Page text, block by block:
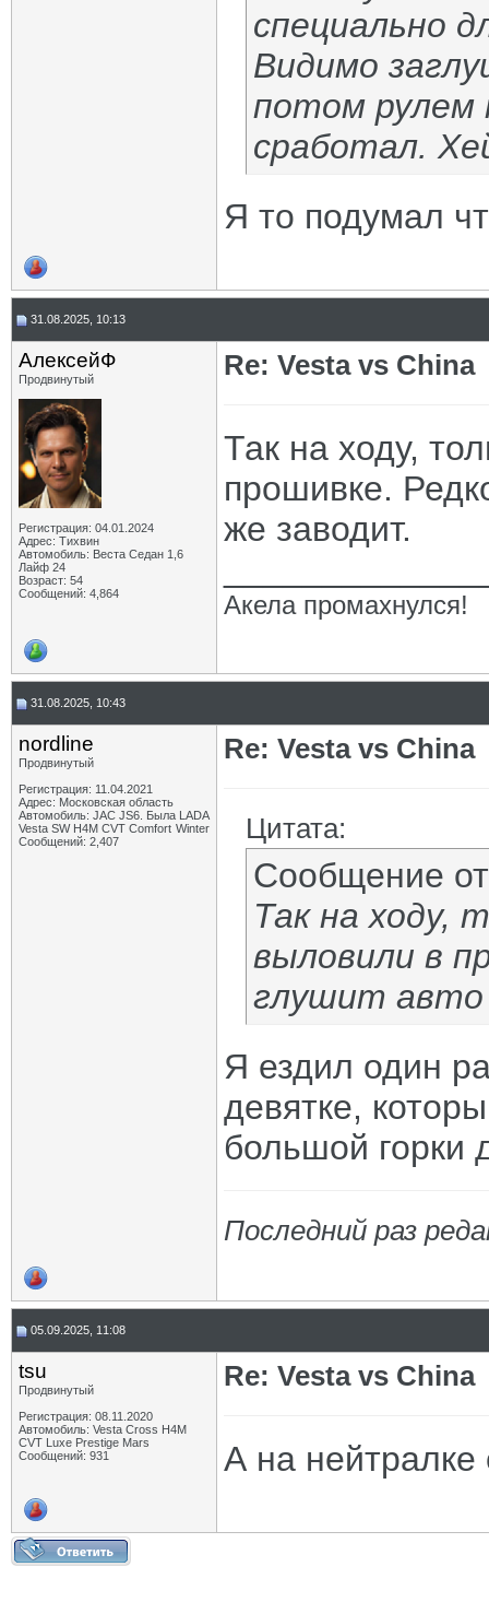
специально
Видимо
потом рулем
сработал.
Я то подумал
31.08.2025, 10:13
АлексейФ
Продвинутый
Регистрация: 04.01.2024
Адрес: Тихвин
Автомобиль: Веста Седан 1,6
Лайф 24
Возраст: 54
Сообщений: 4,864
Re: Vesta vs China
Так на ходу,
прошивке.
же заводит.
Акела промахнулся!
31.08.2025, 10:43
nordline
Продвинутый
Регистрация: 11.04.2021
Адрес: Московская область
Автомобиль: JAC JS6. Была LADA
Vesta SW H4M CVT Comfort Winter
Сообщений: 2,407
Re: Vesta vs China
Цитата:
Сообщение
Так на ходу,
выловили в
глушит
Я ездил один
девятке,
большой горки
Последний раз
05.09.2025, 11:08
tsu
Продвинутый
Регистрация: 08.11.2020
Автомобиль: Vesta Cross H4M
CVT Luxe Prestige Mars
Сообщений: 931
Re: Vesta vs China
А на